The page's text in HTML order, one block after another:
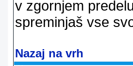
v zgornjem
spreminjaš vse
Nazaj na vrh